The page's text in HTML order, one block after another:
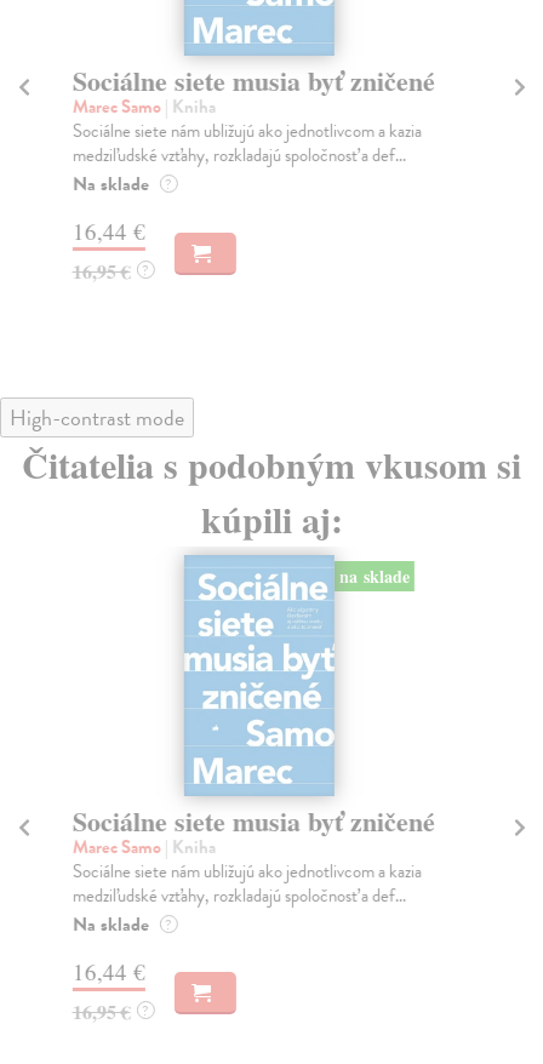
Sociálne siete musia byť zničené
Marec Samo| Kniha
Sociálne siete nám ubližujú ako jednotlivcom a kazia
medziľudské vzťahy, rozkladajú spoločnosť a def...
Na sklade ?
16,44 €
16,95 € ?
High-contrast mode
Čitatelia s podobným vkusom si
kúpili aj:
na sklade
Sociálne siete musia byť zničené
Marec Samo| Kniha
Sociálne siete nám ubližujú ako jednotlivcom a kazia
medziľudské vzťahy, rozkladajú spoločnosť a def...
Na sklade ?
16,44 €
16,95 € ?